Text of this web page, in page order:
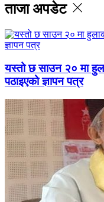
ताजा अपडेट
यस्तो छ साउन २० मा
पठाइएको ज्ञापन पत्र